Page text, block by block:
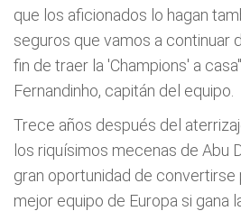
que los aficionados lo hagan
seguros que vamos a continuar
fin de traer la 'Champions' a
Fernandinho, capitán del equipo.
Trece años después del
los riquísimos mecenas de Abu
gran oportunidad de convertirse
mejor equipo de Europa si gana